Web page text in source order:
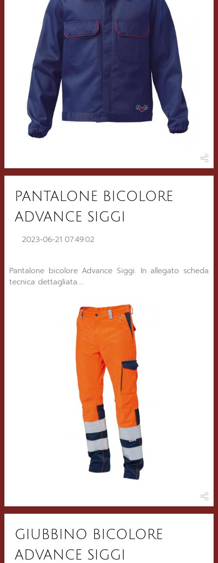
PANTALONE BICOLORE
ADVANCE SIGGI
2023-06-21 07:49:02
Pantalone bicolore Advance Siggi. In allegato scheda
tecnica dettagliata....
GIUBBINO BICOLORE
ADVANCE SIGGI